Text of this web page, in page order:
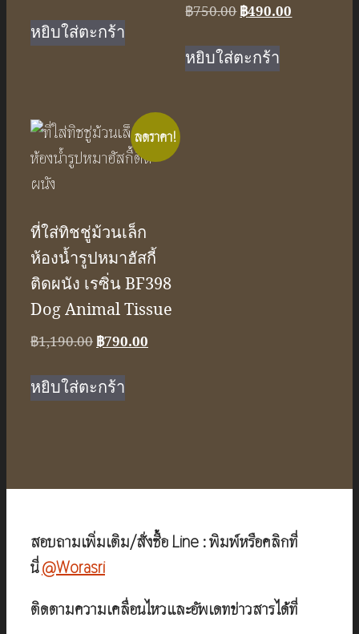
was:
฿890.00.
฿590.00.
หยิบใส่ตะกร้า
฿750.00Original
was:
฿750.00.
฿490.00
หยิบใส่ตะกร้า
ลดราคา!
ที่ใส่ทิชชู่ม้วนเล็ก
ห้องน้ำรูปหมาฮัสกี้
ติดผนัง เรซิ่น BF398
Dog Animal Tissue
฿1,190.00 Original
was:
฿1,190.00.
฿790.00
หยิบใส่ตะกร้า
สอบถามเพิ่มเติม/สั่งซื้อ Line : พิมพ์หรือคลิกที่
นี่@Worasri
ติดตามความเคลื่อนไหวและอัพเดทข่าวสารได้ที่